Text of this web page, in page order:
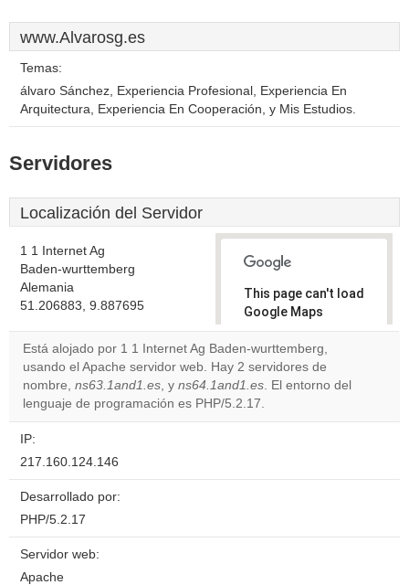
www.Alvarosg.es
Temas:
álvaro Sánchez, Experiencia Profesional, Experiencia En
Arquitectura, Experiencia En Cooperación, y Mis Estudios.
Servidores
Localización del Servidor
1 1 Internet Ag
Baden-wurttemberg
Alemania
51.206883, 9.887695
This page can't load
Google Maps
correctly.
Do you
own this
website?
OK
Está alojado por 1 1 Internet Ag Baden-wurttemberg,
usando el Apache servidor web. Hay 2 servidores de
nombre, ns63.1and1.es, y ns64.1and1.es. El entorno del
lenguaje de programación es PHP/5.2.17.
IP:
217.160.124.146
Desarrollado por:
PHP/5.2.17
Servidor web:
Apache